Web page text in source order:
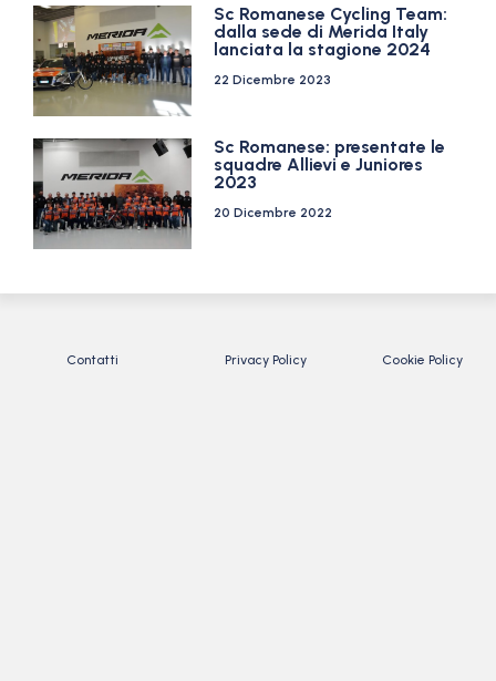
Sc Romanese Cycling Team:
dalla sede di Merida Italy
lanciata la stagione 2024
22 Dicembre 2023
Sc Romanese: presentate le
squadre Allievi e Juniores
2023
20 Dicembre 2022
Contatti Privacy Policy Cookie Policy